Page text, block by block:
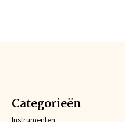
Categorieën
Instrumenten